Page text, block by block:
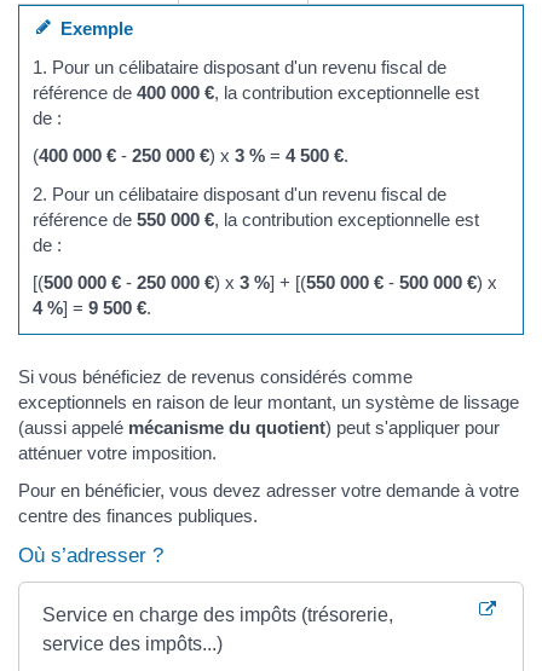
Exemple
1. Pour un célibataire disposant d'un revenu fiscal de
référence de400 000 €, la contribution exceptionnelle est
de :
(400 000 € -250 000 €) x3 % =4 500 €.
2. Pour un célibataire disposant d'un revenu fiscal de
référence de550 000 €, la contribution exceptionnelle est
de :
[(500 000 € -250 000 €) x3 %] + [(550 000 € -500 000 €) x
4 %] =9 500 €.
Si vous bénéficiez de revenus considérés comme
exceptionnels en raison de leur montant, un système de lissage
(aussi appelé mécanisme du quotient) peut s'appliquer pour
atténuer votre imposition.
Pour en bénéficier, vous devez adresser votre demande à votre
centre des finances publiques.
Où s’adresser ?
Service en charge des impôts (trésorerie,
service des impôts...)